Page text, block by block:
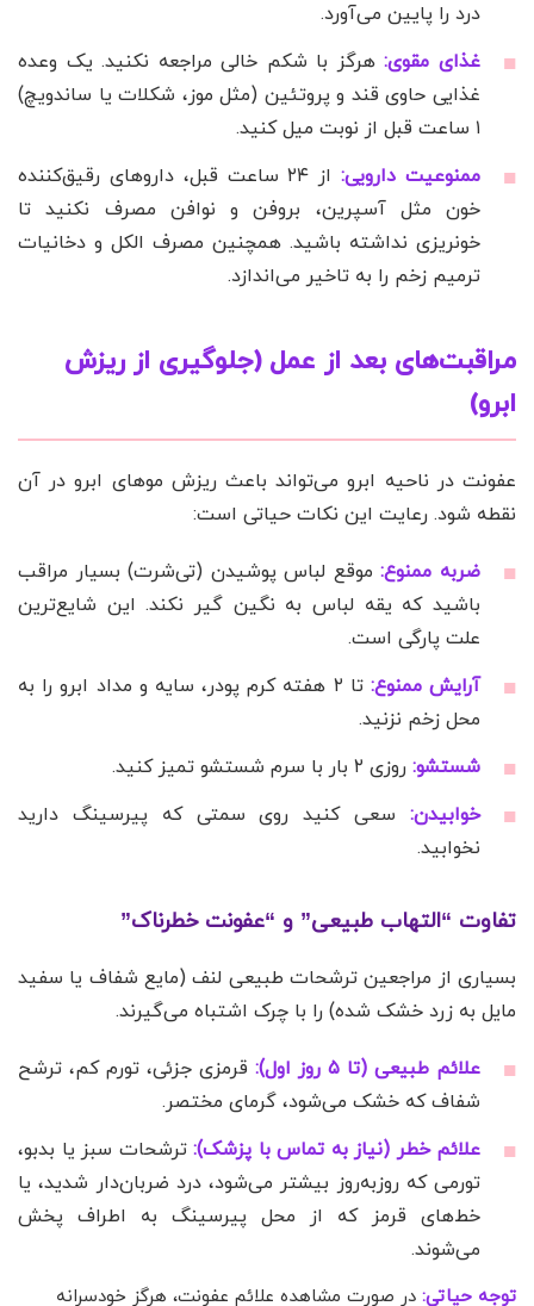
درد را پایین می‌آورد.
غذای مقوی:هرگز با شکم خالی مراجعه نکنید. یک وعده
غذایی حاوی قند و پروتئین (مثل موز، شکلات یا ساندویچ)
۱ ساعت قبل از نوبت میل کنید.
ممنوعیت دارویی:
از ۲۴ ساعت قبل، داروهای رقیق‌کننده
خون مثل آسپرین، بروفن و نوافن مصرف نکنید تا
خونریزی نداشته باشید. همچنین مصرف الکل و دخانیات
ترمیم زخم را به تاخیر می‌اندازد.
مراقبت‌های بعد از عمل (جلوگیری از ریزش
ابرو)
عفونت در ناحیه ابرو می‌تواند باعث ریزش موهای ابرو در آن
نقطه شود. رعایت این نکات حیاتی است:
ضربه ممنوع:موقع لباس پوشیدن (تی‌شرت) بسیار مراقب
باشید که یقه لباس به نگین گیر نکند. این شایع‌ترین
علت پارگی است.
آرایش ممنوع:
تا ۲ هفته کرم پودر، سایه و مداد ابرو را به
محل زخم نزنید.
شستشو: روزی ۲ بار با سرم شستشو تمیز کنید.
خوابیدن: سعی کنید روی سمتی که پیرسینگ دارید
نخوابید.
تفاوت “التهاب طبیعی” و “عفونت خطرناک”
بسیاری از مراجعین ترشحات طبیعی لنف (مایع شفاف یا سفید
مایل به زرد خشک شده) را با چرک اشتباه می‌گیرند.
علائم طبیعی (تا ۵ روز اول):
قرمزی جزئی، تورم کم، ترشح
شفاف که خشک می‌شود، گرمای مختصر.
علائم خطر (نیاز به تماس با پزشک): ترشحات سبز یا بدبو،
تورمی که روز‌به‌روز بیشتر می‌شود، درد ضربان‌دار شدید، یا
خط‌های قرمز که از محل پیرسینگ به اطراف پخش
می‌شوند.
توجه حیاتی: در صورت مشاهده علائم عفونت، هرگز خودسرانه